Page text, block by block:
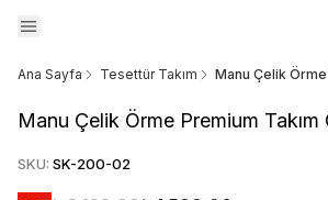
Ana Sayfa Tesettür Takım Manu Çelik
Manu Çelik Örme Premium Takım
SKU: SK-200-02